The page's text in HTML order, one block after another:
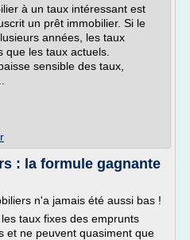
à un taux intéressant est
un prêt immobilier. Si le
années, les taux
les taux actuels.
sensible des taux,
: la formule gagnante
n'a jamais été aussi bas !
taux fixes des emprunts
et ne peuvent quasiment que